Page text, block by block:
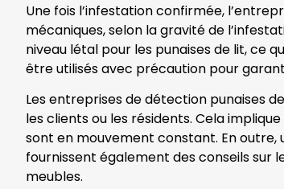
Une fois l’infestation confirmée,
mécaniques, selon la gravité de
niveau létal pour les punaises de lit, ce
être utilisés avec précaution pour
Les entreprises de détection punaises
les clients ou les résidents. Cela
sont en mouvement constant. En outre,
fournissent également des conseils sur
meubles.